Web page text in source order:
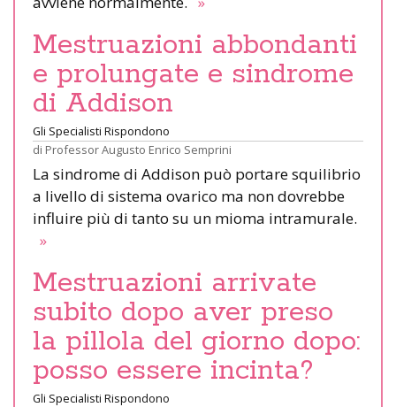
Mestruazioni abbondanti
e prolungate e sindrome
di Addison
Gli Specialisti Rispondono
di Professor Augusto Enrico Semprini
La sindrome di Addison può portare squilibrio
a livello di sistema ovarico ma non dovrebbe
influire più di tanto su un mioma intramurale.
»
Mestruazioni arrivate
subito dopo aver preso
la pillola del giorno dopo:
posso essere incinta?
Gli Specialisti Rispondono